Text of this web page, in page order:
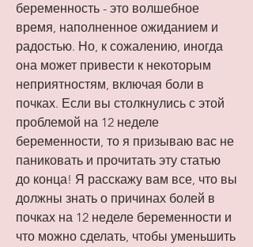
беременность - это волшебное
время, наполненное ожиданием и
радостью. Но, к сожалению, иногда
она может привести к некоторым
неприятностям, включая боли в
почках. Если вы столкнулись с этой
проблемой на 12 неделе
беременности, то я призываю вас не
паниковать и прочитать эту статью
до конца! Я расскажу вам все, что вы
должны знать о причинах болей в
почках на 12 неделе беременности и
что можно сделать, чтобы уменьшить